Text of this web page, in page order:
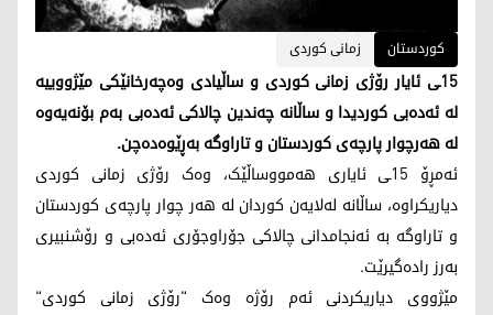
کوردستان زمانی کوردی
15ـی ئایار رۆژی زمانی کوردی و ساڵیادی وەچەرخانێکی مێژووییە
لە ئەدەبی کوردیدا و ساڵانە چەندین چالاکی ئەدەبی بەم بۆنەیەوە
لە هەرچوار پارچەی کوردستان و تاراوگە بەڕێوەدەچن.
ئەمڕۆ 15ـی ئایاری هەمووساڵێک، وەک رۆژی زمانی کوردی
دیاریکراوە، ساڵانە لەلایەن کوردان لە هەر چوار پارچەی کوردستان
و تاراوگە بە ئەنجامدانی چالاکی جۆراوجۆری ئەدەبی و رۆشنبیری
بەرز رادەگیرێت.
مێژووی دیاریکردنی ئەم رۆژە وەک "رۆژی زمانی کوردی"